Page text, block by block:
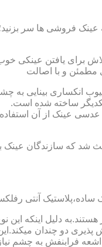
فروشی ها سر
برای یافتن عینکی
مطمئن و با اصالت
بینایی به
یکدیگر ساخته شده است.
ابندایی ترین ماده ای که در ساخت
که سازندگان عینک
دلیل اینکه
پذیری دو چندان
اشعه فرابنفش به چشم